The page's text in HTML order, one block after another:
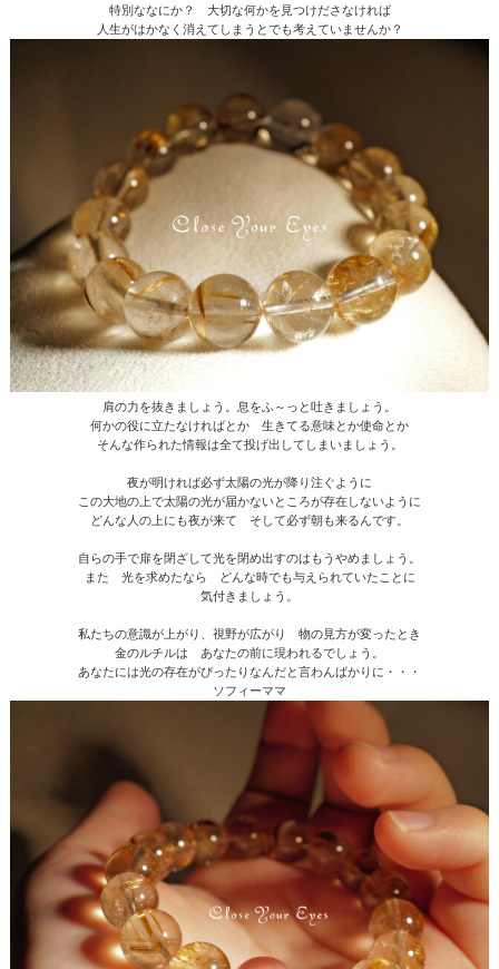
特別ななにか？ 大切な何かを見つけださなければ
人生がはかなく消えてしまうとでも考えていませんか？
肩の力を抜きましょう。息をふ～っと吐きましょう。
何かの役に立たなければとか 生きてる意味とか使命とか
そんな作られた情報は全て投げ出してしまいましょう。
夜が明ければ必ず太陽の光が降り注ぐように
この大地の上で太陽の光が届かないところが存在しないように
どんな人の上にも夜が来て そして必ず朝も来るんです。
自らの手で扉を閉ざして光を閉め出すのはもうやめましょう。
また 光を求めたなら どんな時でも与えられていたことに
気付きましょう。
私たちの意識が上がり、視野が広がり 物の見方が変ったとき
金のルチルは あなたの前に現われるでしょう。
あなたには光の存在がぴったりなんだと言わんばかりに・・・
ソフィーママ